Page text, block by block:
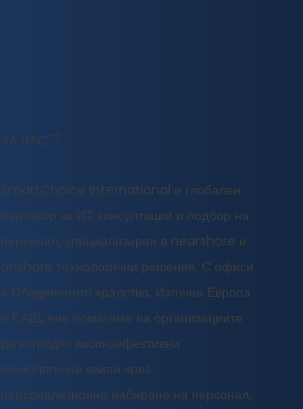
ЗА НАС
SmartChoice International е глобален
партньор за ИТ консултации и подбор на
персонал, специализиран в nearshore и
onshore технологични решения. С офиси
в Обединеното кралство, Източна Европа
и САЩ, ние помагаме на организациите
да изградят високоефективни
технологични екипи чрез
персонализирано набиране на персонал,